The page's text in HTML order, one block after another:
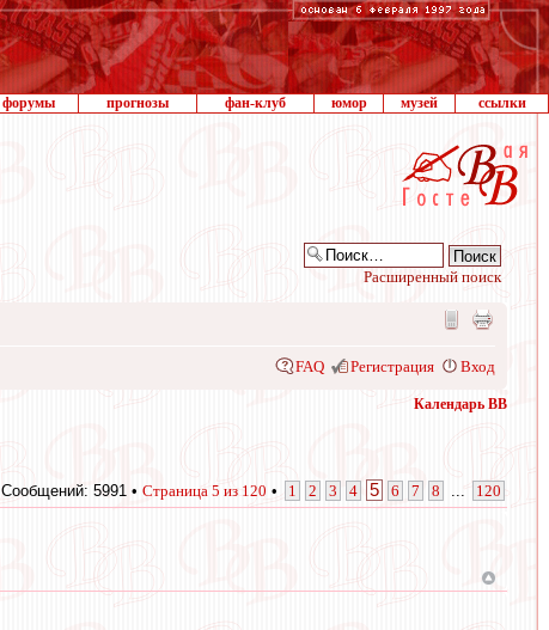
форумы прогнозы фан-клуб юмор музей ссылки
Расширенный поиск
FAQ Регистрация Вход
Календарь ВВ
Сообщений: 5991 • Страница 5 из 120 • 1 2 3 4 5 6 7 8 120